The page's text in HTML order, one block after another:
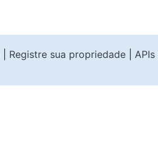
Registre sua propriedade|